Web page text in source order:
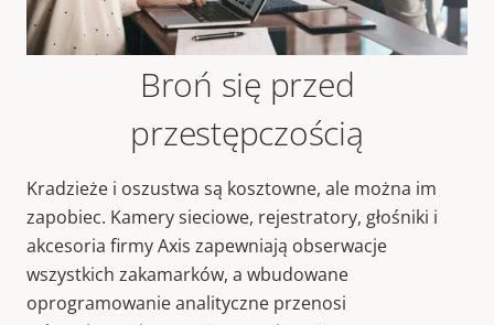
Broń się przed
przestępczością
Kradzieże i oszustwa są kosztowne, ale można im
zapobiec. Kamery sieciowe, rejestratory, głośniki i
akcesoria firmy Axis zapewniają obserwacje
wszystkich zakamarków, a wbudowane
oprogramowanie analityczne przenosi